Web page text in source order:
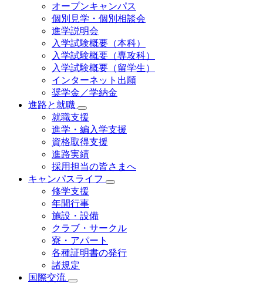
オープンキャンパス
個別⾒学・個別相談会
進学説明会
入学試験概要（本科）
入学試験概要（専攻科）
入学試験概要（留学生）
インターネット出願
奨学金／学納金
進路と就職
就職支援
進学・編入学支援
資格取得⽀援
進路実績
採用担当の皆さまへ
キャンパスライフ
修学支援
年間行事
施設・設備
クラブ・サークル
寮・アパート
各種証明書の発⾏
諸規定
国際交流